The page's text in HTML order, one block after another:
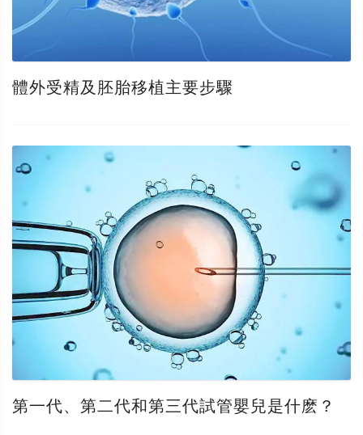
體外受精及胚胎移植主要步驟
第一代、第二代和第三代試管嬰兒是什麽？